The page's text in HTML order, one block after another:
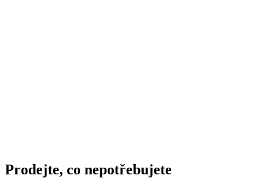
Prodejte, co nepotřebujete